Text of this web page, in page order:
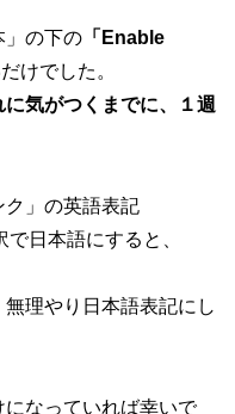
」の下の 「Enable
けでした。
に気がつくまでに、１週
ク」の英語表記
日本語にすると、
理やり日本語表記にし
なっていれば幸いで